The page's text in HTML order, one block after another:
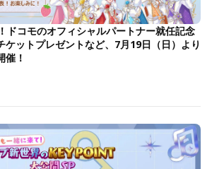
ドコモのオフィシャルパートナー就任記念
ケットプレゼントなど、7月19日（日）より
催！